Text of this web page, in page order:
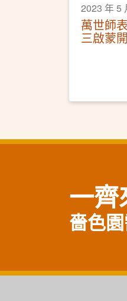
2023 年 5
萬世師
三啟蒙
一齊
嗇色